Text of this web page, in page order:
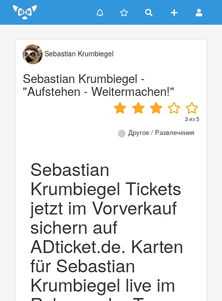
Update cookies preferences
Sebastian Krumbiegel
Sebastian Krumbiegel -
"Aufstehen - Weitermachen!"
3из5
Другое / Развлечения
Sebastian
Krumbiegel Tickets
jetzt im Vorverkauf
sichern auf
ADticket.de. Karten
für Sebastian
Krumbiegel live im